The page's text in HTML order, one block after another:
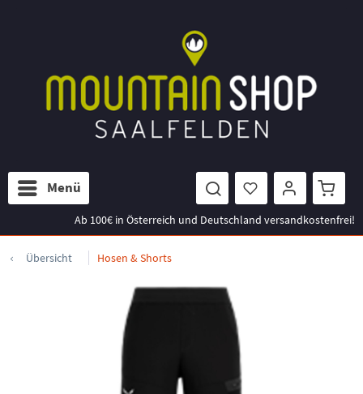
Menü
Ab 100€ in Österreich und Deutschland versandkostenfrei!
Übersicht Hosen & Shorts